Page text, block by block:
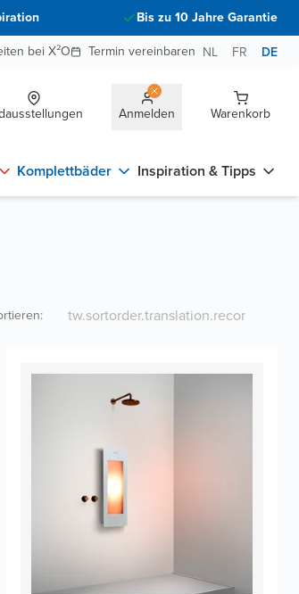
Bis zu 10 Jahre Garantie
bei X²O Termin vereinbaren NL FR DE
Anmelden Warenkorb
Komplettbäder Inspiration & Tipps
: